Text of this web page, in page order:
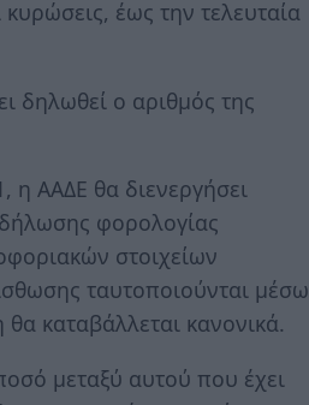
έως την τελευταία
δηλωθεί ο αριθμός της
η ΑΑΔΕ θα διενεργήσει
φορολογίας
στοιχείων
ταυτοποιούνται μέσω
καταβάλλεται κανονικά.
μεταξύ αυτού που έχει